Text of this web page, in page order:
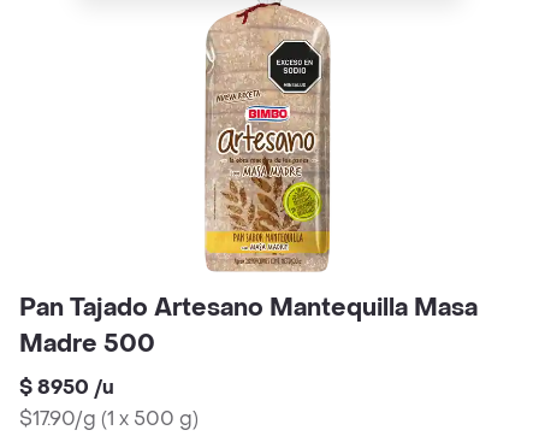
Pan Tajado Artesano Mantequilla Masa
Madre 500
$ 8950 /u
$17.90/g (1 x 500 g)